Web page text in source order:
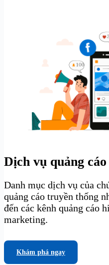
Dịch vụ quảng
Danh mục dịch vụ của
quảng cáo truyền thống
đến các kênh quảng cáo
marketing.
Khám phá ngay